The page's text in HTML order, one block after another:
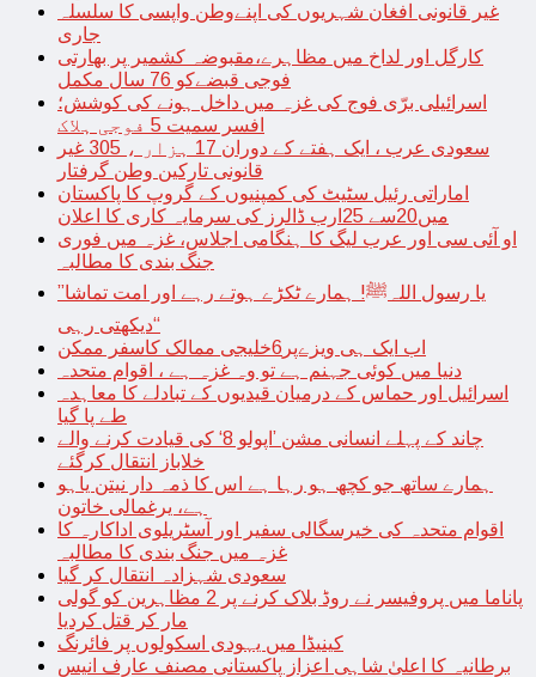
غیر قانونی افغان شہریوں کی اپنےوطن واپسی کا سلسلہ
جاری
کارگل اور لداخ میں مظاہرے،مقبوضہ کشمیر پر بھارتی
فوجی قبضےکو 76 سال مکمل
اسرائیلی برّی فوج کی غزہ میں داخل ہونے کی کوشش؛
افسر سمیت 5 فوجی ہلاک
سعودی عرب ، ایک ہفتے کے دوران 17 ہزار ، 305 غیر
قانونی تارکین وطن گرفتار
اماراتی رئیل سٹیٹ کی کمپنیوں کے گروپ کا پاکستان
میں20سے 25ارب ڈالرز کی سرمایہ کاری کا اعلان
او آئی سی اور عرب لیگ کا ہنگامی اجلاس، غزہ میں فوری
جنگ بندی کا مطالبہ
’’یا رسول اللہﷺ! ہمارے ٹکڑے ہوتے رہے اور امت تماشا
دیکھتی رہی‘‘
اب ایک ہی ویزےپر6خلیجی ممالک کاسفر ممکن
دنیا میں کوئی جہنم ہے تو وہ غزہ ہے ، اقوام متحدہ
اسرائیل اور حماس کے درمیان قیدیوں کے تبادلے کا معاہدہ
طے پا گیا
چاند کے پہلے انسانی مشن ’اپولو 8‘ کی قیادت کرنے والے
خلاباز انتقال کرگئے
ہمارے ساتھ جو کچھ ہو رہا ہے اس کا ذمہ دار نیتن یاہو
ہے، یرغمالی خاتون
اقوام متحدہ کی خیرسگالی سفیر اور آسٹریلوی اداکارہ کا
غزہ میں جنگ بندی کا مطالبہ
سعودی شہزادہ انتقال کر گیا
پاناما میں پروفیسر نے روڈ بلاک کرنے پر 2 مظاہرین کو گولی
مار کر قتل کردیا
کینیڈا میں یہودی اسکولوں پر فائرنگ
برطانیہ کا اعلیٰ شاہی اعزاز پاکستانی مصنف عارف انیس